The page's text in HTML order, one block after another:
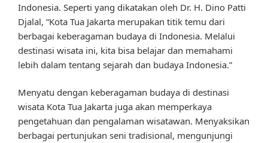
Indonesia. Seperti yang dikatakan oleh Dr. H. Dino Patti
Djalal, “Kota Tua Jakarta merupakan titik temu dari
berbagai keberagaman budaya di Indonesia. Melalui
destinasi wisata ini, kita bisa belajar dan memahami
lebih dalam tentang sejarah dan budaya Indonesia.”
Menyatu dengan keberagaman budaya di destinasi
wisata Kota Tua Jakarta juga akan memperkaya
pengetahuan dan pengalaman wisatawan. Menyaksikan
berbagai pertunjukan seni tradisional, mengunjungi